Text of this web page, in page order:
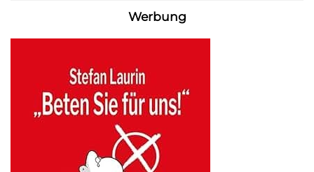
Werbung